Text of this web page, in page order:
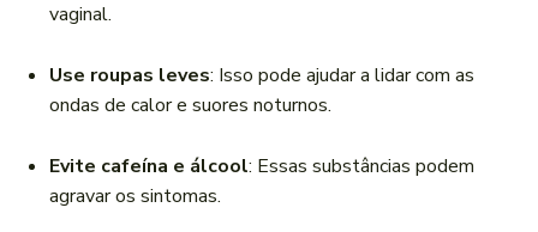
vaginal.
Use roupas leves: Isso pode ajudar a lidar com as
ondas de calor e suores noturnos.
Evite cafeína e álcool: Essas substâncias podem
agravar os sintomas.